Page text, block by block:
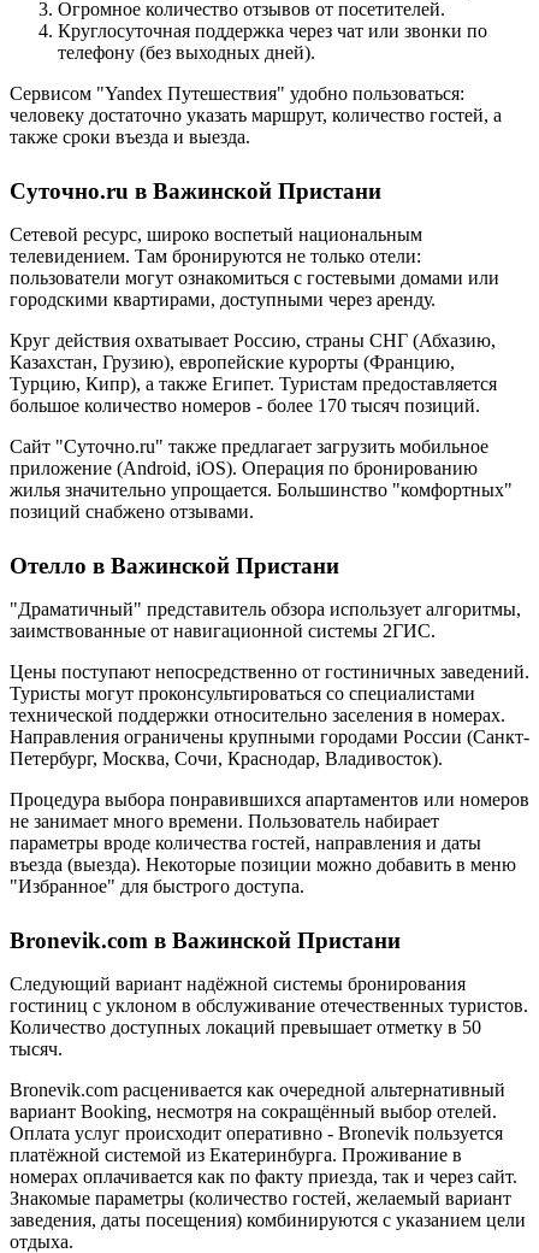
Огромное количество отзывов от посетителей.
Круглосуточная поддержка через чат или звонки по
телефону (без выходных дней).
Сервисом "Yandex Путешествия" удобно пользоваться:
человеку достаточно указать маршрут, количество гостей, а
также сроки въезда и выезда.
Суточно.ru в Важинской Пристани
Сетевой ресурс, широко воспетый национальным
телевидением. Там бронируются не только отели:
пользователи могут ознакомиться с гостевыми домами или
городскими квартирами, доступными через аренду.
Круг действия охватывает Россию, страны СНГ (Абхазию,
Казахстан, Грузию), европейские курорты (Францию,
Турцию, Кипр), а также Египет. Туристам предоставляется
большое количество номеров - более 170 тысяч позиций.
Сайт "Суточно.ru" также предлагает загрузить мобильное
приложение (Android, iOS). Операция по бронированию
жилья значительно упрощается. Большинство "комфортных"
позиций снабжено отзывами.
Отелло в Важинской Пристани
"Драматичный" представитель обзора использует алгоритмы,
заимствованные от навигационной системы 2ГИС.
Цены поступают непосредственно от гостиничных заведений.
Туристы могут проконсультироваться со специалистами
технической поддержки относительно заселения в номерах.
Направления ограничены крупными городами России (Санкт-
Петербург, Москва, Сочи, Краснодар, Владивосток).
Процедура выбора понравившихся апартаментов или номеров
не занимает много времени. Пользователь набирает
параметры вроде количества гостей, направления и даты
въезда (выезда). Некоторые позиции можно добавить в меню
"Избранное" для быстрого доступа.
Bronevik.com в Важинской Пристани
Следующий вариант надёжной системы бронирования
гостиниц с уклоном в обслуживание отечественных туристов.
Количество доступных локаций превышает отметку в 50
тысяч.
Bronevik.com расценивается как очередной альтернативный
вариант Booking, несмотря на сокращённый выбор отелей.
Оплата услуг происходит оперативно - Bronevik пользуется
платёжной системой из Екатеринбурга. Проживание в
номерах оплачивается как по факту приезда, так и через сайт.
Знакомые параметры (количество гостей, желаемый вариант
заведения, даты посещения) комбинируются с указанием цели
отдыха.